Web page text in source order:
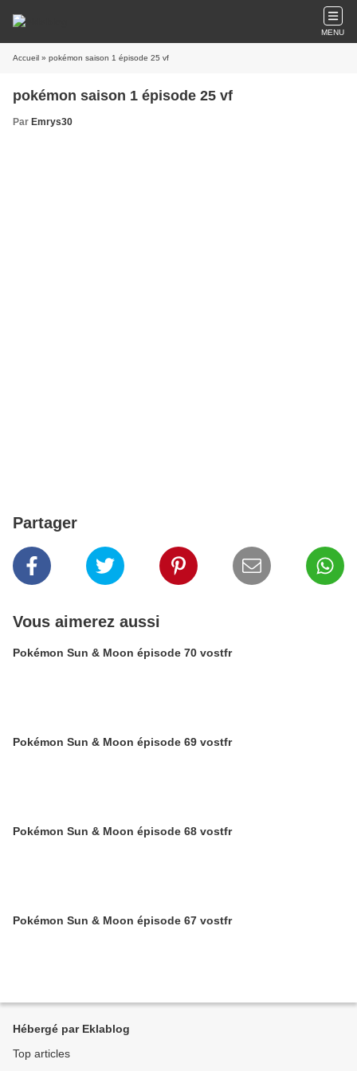
MENU
Accueil » pokémon saison 1 épisode 25 vf
pokémon saison 1 épisode 25 vf
Par Emrys30
Partager
Vous aimerez aussi
Pokémon Sun & Moon épisode 70 vostfr
Pokémon Sun & Moon épisode 69 vostfr
Pokémon Sun & Moon épisode 68 vostfr
Pokémon Sun & Moon épisode 67 vostfr
Hébergé par Eklablog
Top articles